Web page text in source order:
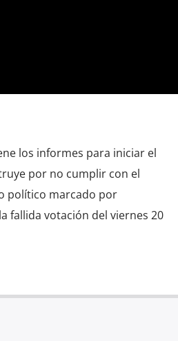
los informes para iniciar el
por no cumplir con el
político marcado por
fallida votación del viernes 20